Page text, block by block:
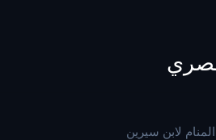
لابن سيرين